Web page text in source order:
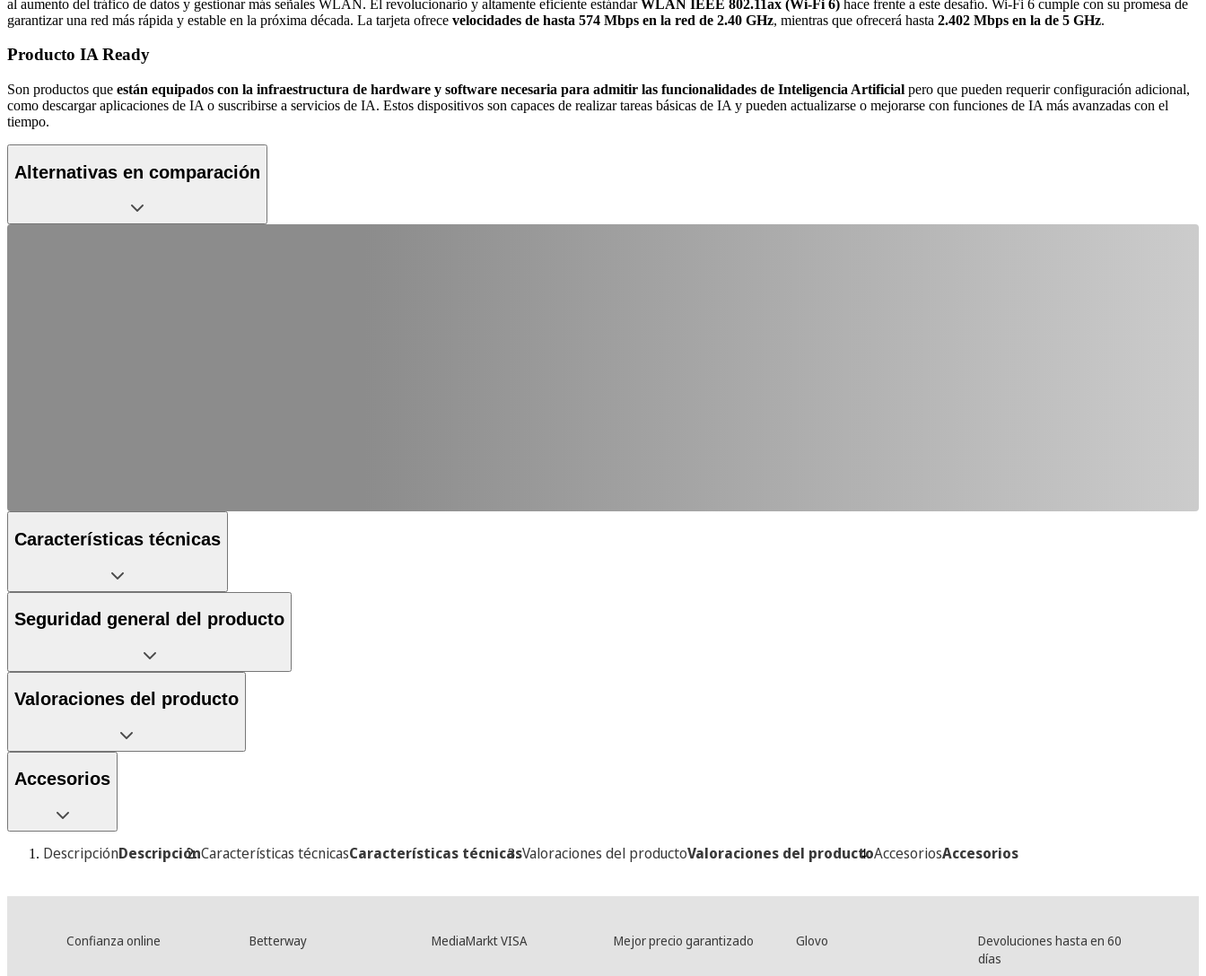
al aumento del tráfico de datos y gestionar más señales WLAN. El revolucionario y altamente eficiente estándarWLAN IEEE 802.11ax (Wi-Fi 6) hace frente a este desafío. Wi-Fi 6 cumple con su promesa de
garantizar una red más rápida y estable en la próxima década. La tarjeta ofrece velocidades de hasta 574 Mbps en la red de 2.40 GHz, mientras que ofrecerá hasta 2.402 Mbps en la de 5 GHz.
Producto IA Ready
Son productos que están equipados con la infraestructura de hardware y software necesaria para admitir las funcionalidades de Inteligencia Artificial pero que pueden requerir configuración adicional,
como descargar aplicaciones de IA o suscribirse a servicios de IA. Estos dispositivos son capaces de realizar tareas básicas de IA y pueden actualizarse o mejorarse con funciones de IA más avanzadas con el
tiempo.
Alternativas en comparación
Características técnicas
Seguridad general del producto
Valoraciones del producto
Accesorios
DescripciónDescripciónCaracterísticas técnicasCaracterísticas técnicasValoraciones del productoValoraciones del productoAccesoriosAccesorios
Confianza online Betterway MediaMarkt VISA Mejor precio garantizado Glovo
Devoluciones hasta en 60
días